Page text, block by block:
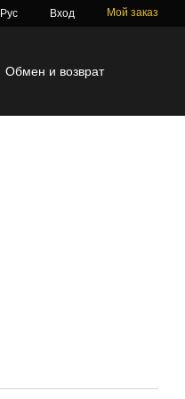
Рус Вход Мой заказ
Обмен и возврат